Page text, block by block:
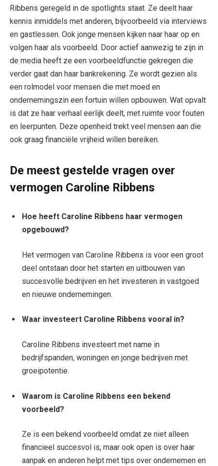
Ribbens geregeld in de spotlights staat. Ze deelt haar
kennis inmiddels met anderen, bijvoorbeeld via interviews
en gastlessen. Ook jonge mensen kijken naar haar op en
volgen haar als voorbeeld. Door actief aanwezig te zijn in
de media heeft ze een voorbeeldfunctie gekregen die
verder gaat dan haar bankrekening. Ze wordt gezien als
een rolmodel voor mensen die met moed en
ondernemingszin een fortuin willen opbouwen. Wat opvalt
is dat ze haar verhaal eerlijk deelt, met ruimte voor fouten
en leerpunten. Deze openheid trekt veel mensen aan die
ook graag financiële vrijheid willen bereiken.
De meest gestelde vragen over
vermogen Caroline Ribbens
Hoe heeft Caroline Ribbens haar vermogen
opgebouwd?
Het vermogen van Caroline Ribbens is voor een groot
deel ontstaan door het starten en uitbouwen van
succesvolle bedrijven en het investeren in vastgoed
en nieuwe ondernemingen.
Waar investeert Caroline Ribbens vooral in?
Caroline Ribbens investeert met name in
bedrijfspanden, woningen en jonge bedrijven met
groeipotentie.
Waarom is Caroline Ribbens een bekend
voorbeeld?
Ze is een bekend voorbeeld omdat ze niet alleen
financieel succesvol is, maar ook open is over haar
aanpak en anderen helpt met tips over ondernemen en